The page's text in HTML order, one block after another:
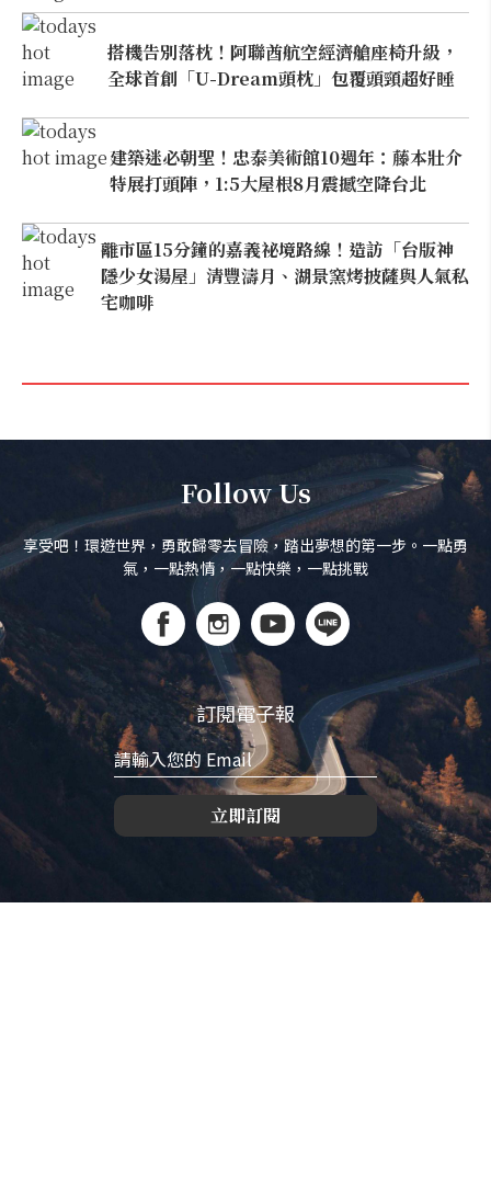
搭機告別落枕！阿聯酋航空經濟艙座椅升級，
全球首創「U-Dream頭枕」包覆頭頸超好睡
建築迷必朝聖！忠泰美術館10週年：藤本壯介
特展打頭陣，1:5大屋根8月震撼空降台北
離市區15分鐘的嘉義祕境路線！造訪「台版神
隱少女湯屋」清豐濤月、湖景窯烤披薩與人氣私
宅咖啡
Follow Us
享受吧！環遊世界，勇敢歸零去冒險，踏出夢想的第一步。一點勇
氣，一點熱情，一點快樂，一點挑戰
訂閱電子報
立即訂閱